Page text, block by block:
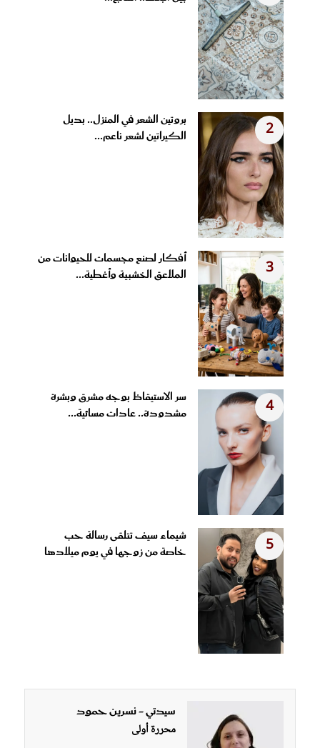
2
بروتين الشعر في المنزل.. بديل
الكيراتين لشعر ناعم...
3
أفكار لصنع مجسمات للحيوانات من
الملاعق الخشبية وأغطية...
4
سر الاستيقاظ بوجه مشرق وبشرة
مشدودة.. عادات مسائية...
5
شيماء سيف تتلقى رسالة حب
خاصة من زوجها في يوم ميلادها
سيدتي - نسرين حمود
محررة أولى